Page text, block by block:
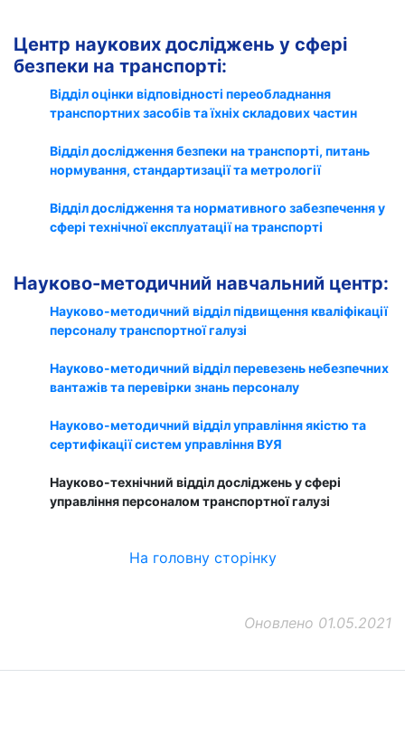
Центр наукових досліджень у сфері
безпеки на транспорті:
Відділ оцінки відповідності переобладнання
транспортних засобів та їхніх складових частин
Відділ дослідження безпеки на транспорті, питань
нормування, стандартизації та метрології
Відділ дослідження та нормативного забезпечення у
сфері технічної експлуатації на транспорті
Науково-методичний навчальний центр:
Науково-методичний відділ підвищення кваліфікації
персоналу транспортної галузі
Науково-методичний відділ перевезень небезпечних
вантажів та перевірки знань персоналу
Науково-методичний відділ управління якістю та
сертифікації систем управління ВУЯ
Науково-технічний відділ досліджень у сфері
управління персоналом транспортної галузі
На головну сторінку
Оновлено 01.05.2021